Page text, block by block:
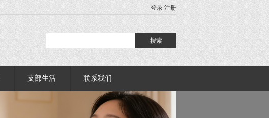
登录 注册
支部生活 联系我们